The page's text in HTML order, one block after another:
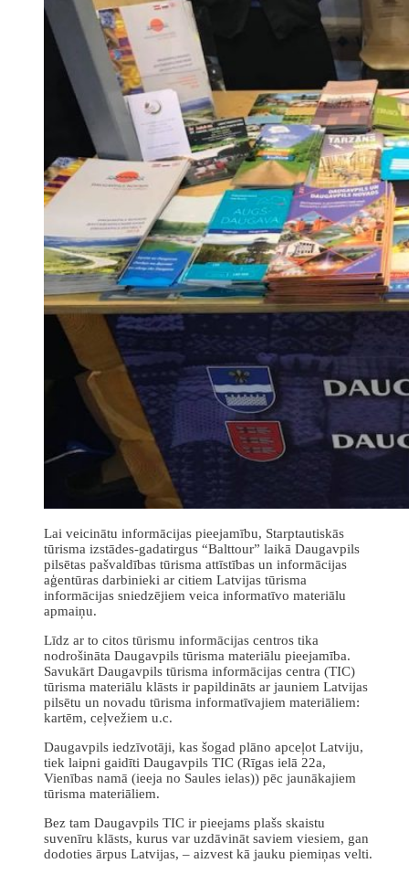
Lai veicinātu informācijas pieejamību, Starptautiskās
tūrisma izstādes-gadatirgus “Balttour” laikā Daugavpils
pilsētas pašvaldības tūrisma attīstības un informācijas
aģentūras darbinieki ar citiem Latvijas tūrisma
informācijas sniedzējiem veica informatīvo materiālu
apmaiņu.
Līdz ar to citos tūrismu informācijas centros tika
nodrošināta Daugavpils tūrisma materiālu pieejamība.
Savukārt Daugavpils tūrisma informācijas centra (TIC)
tūrisma materiālu klāsts ir papildināts ar jauniem Latvijas
pilsētu un novadu tūrisma informatīvajiem materiāliem:
kartēm, ceļvežiem u.c.
Daugavpils iedzīvotāji, kas šogad plāno apceļot Latviju,
tiek laipni gaidīti Daugavpils TIC (Rīgas ielā 22a,
Vienības namā (ieeja no Saules ielas)) pēc jaunākajiem
tūrisma materiāliem.
Bez tam Daugavpils TIC ir pieejams plašs skaistu
suvenīru klāsts, kurus var uzdāvināt saviem viesiem, gan
dodoties ārpus Latvijas, – aizvest kā jauku piemiņas velti.